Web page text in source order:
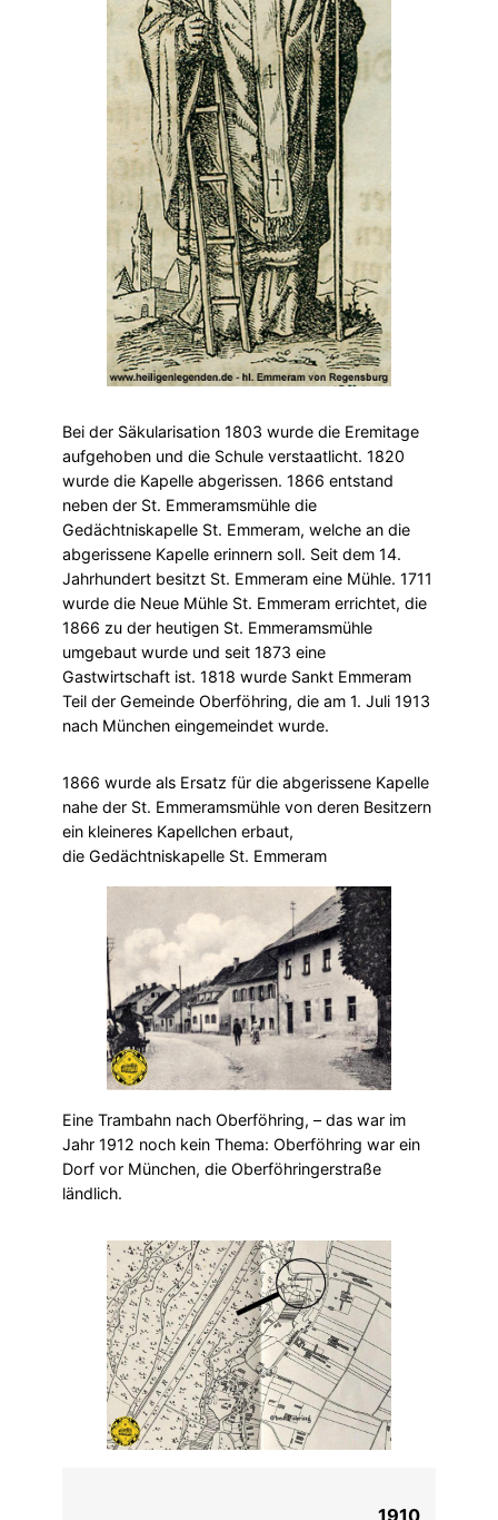
Bei der Säkularisation 1803 wurde die Eremitage
aufgehoben und die Schule verstaatlicht. 1820
wurde die Kapelle abgerissen. 1866 entstand
neben der St. Emmeramsmühle die
Gedächtniskapelle St. Emmeram, welche an die
abgerissene Kapelle erinnern soll. Seit dem 14.
Jahrhundert besitzt St. Emmeram eine Mühle. 1711
wurde die Neue Mühle St. Emmeram errichtet, die
1866 zu der heutigen St. Emmeramsmühle
umgebaut wurde und seit 1873 eine
Gastwirtschaft ist. 1818 wurde Sankt Emmeram
Teil der Gemeinde Oberföhring, die am 1. Juli 1913
nach München eingemeindet wurde.
1866 wurde als Ersatz für die abgerissene Kapelle
nahe der St. Emmeramsmühle von deren Besitzern
ein kleineres Kapellchen erbaut,
die Gedächtniskapelle St. Emmeram
Eine Trambahn nach Oberföhring, – das war im
Jahr 1912 noch kein Thema: Oberföhring war ein
Dorf vor München, die Oberföhringerstraße
ländlich.